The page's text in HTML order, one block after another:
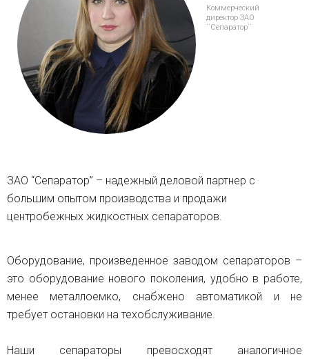
Коммерческий
директор ЗАО
``Сепаратор``
ЗАО “Сепаратор” – надежный деловой партнер с
большим опытом производства и продажи
центробежных жидкостных сепараторов.
Оборудование, произведенное заводом сепараторов –
это оборудование нового поколения, удобно в работе,
менее металлоемко, снабжено автоматикой и не
требует остановки на техобслуживание.
Наши сепараторы превосходят аналогичное